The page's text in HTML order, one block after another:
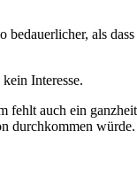
als
Interesse.
auch ein
durchkommen würde.